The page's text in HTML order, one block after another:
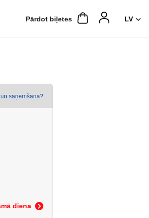
Pārdot biļetes
saņemšana?
diena